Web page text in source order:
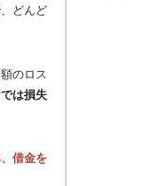
どんど
のロス
は損失
借金を